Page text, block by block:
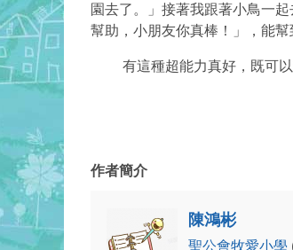
園去了。」接著我跟著小鳥一
幫助，小朋友你真棒！」，能幫
有這種超能力真好，既可以
作者簡介
陳鴻彬
聖公會牧愛小學